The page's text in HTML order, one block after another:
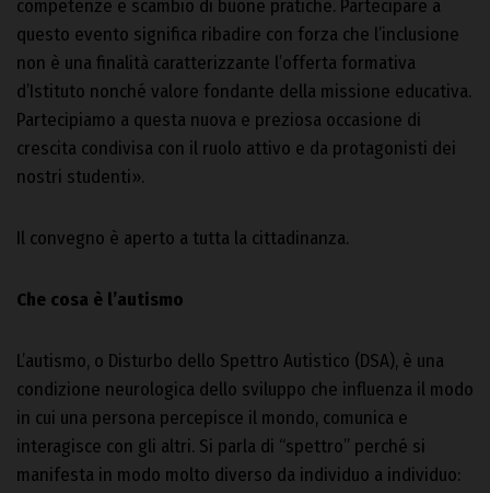
competenze e scambio di buone pratiche. Partecipare a
questo evento significa ribadire con forza che l’inclusione
non è una finalità caratterizzante l’offerta formativa
d’Istituto nonché valore fondante della missione educativa.
Partecipiamo a questa nuova e preziosa occasione di
crescita condivisa con il ruolo attivo e da protagonisti dei
nostri studenti».
Il convegno è aperto a tutta la cittadinanza.
Che cosa è l’autismo
L’autismo, o Disturbo dello Spettro Autistico (DSA), è una
condizione neurologica dello sviluppo che influenza il modo
in cui una persona percepisce il mondo, comunica e
interagisce con gli altri. Si parla di “spettro” perché si
manifesta in modo molto diverso da individuo a individuo: